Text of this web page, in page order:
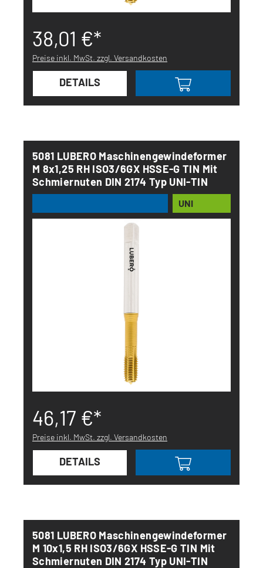
38,01 €*
Preise inkl. MwSt. zzgl. Versandkosten
DETAILS
5081 LUBERO Maschinengewindeformer
M 8x1,25 RH ISO3/6GX HSSE-G TIN Mit
Schmiernuten DIN 2174 Typ UNI-TIN
UNI
46,17 €*
Preise inkl. MwSt. zzgl. Versandkosten
DETAILS
5081 LUBERO Maschinengewindeformer
M 10x1,5 RH ISO3/6GX HSSE-G TIN Mit
Schmiernuten DIN 2174 Typ UNI-TIN